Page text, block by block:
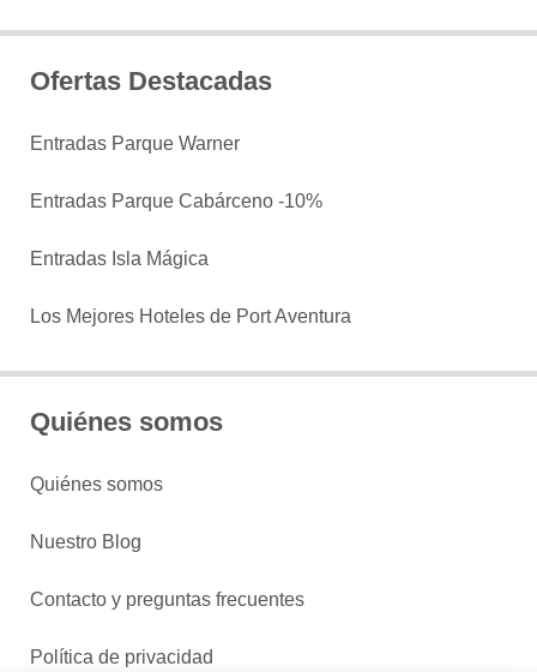
Ofertas Destacadas
Entradas Parque Warner
Entradas Parque Cabárceno -10%
Entradas Isla Mágica
Los Mejores Hoteles de Port Aventura
Quiénes somos
Quiénes somos
Nuestro Blog
Contacto y preguntas frecuentes
Política de privacidad